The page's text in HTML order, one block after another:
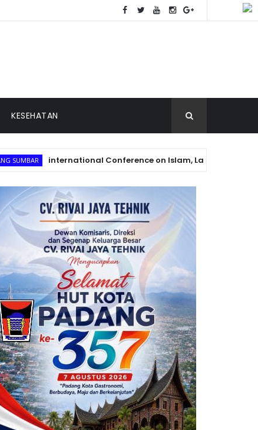
KESEHATAN
international Conference on Islam, Law and Society 2026